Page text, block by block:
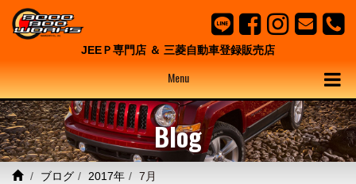
JEEＰ専門店 ＆ 三菱自動車登録販売店
Menu
Blog
ブログ 2017年 7月